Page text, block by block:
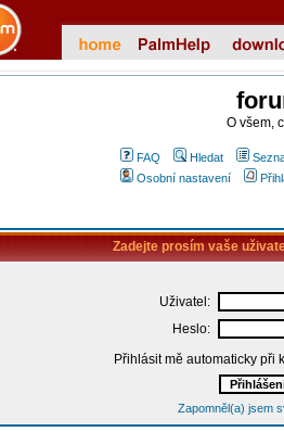
O všem,
FAQ Hledat
Osobní nastavení
Zadejte prosím vaše
Uživatel:
Heslo:
Přihlásit mě automaticky při
Zapomněl(a) jsem